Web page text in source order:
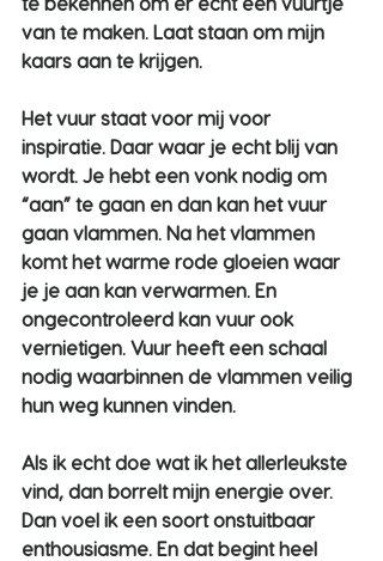
van te maken. Laat staan om mijn
kaars aan te krijgen.
Het vuur staat voor mij voor
inspiratie. Daar waar je echt blij van
wordt. Je hebt een vonk nodig om
“aan” te gaan en dan kan het vuur
gaan vlammen. Na het vlammen
komt het warme rode gloeien waar
je je aan kan verwarmen. En
ongecontroleerd kan vuur ook
vernietigen. Vuur heeft een schaal
nodig waarbinnen de vlammen veilig
hun weg kunnen vinden.
Als ik echt doe wat ik het allerleukste
vind, dan borrelt mijn energie over.
Dan voel ik een soort onstuitbaar
enthousiasme. En dat begint heel